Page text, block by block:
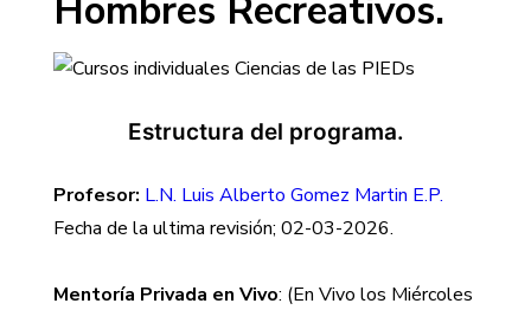
Hombres Recreativos.
Estructura del programa.
Profesor: L.N. Luis Alberto Gomez Martin E.P.
Fecha de la ultima revisión; 02-03-2026.
Mentoría Privada en Vivo: (En Vivo los Miércoles